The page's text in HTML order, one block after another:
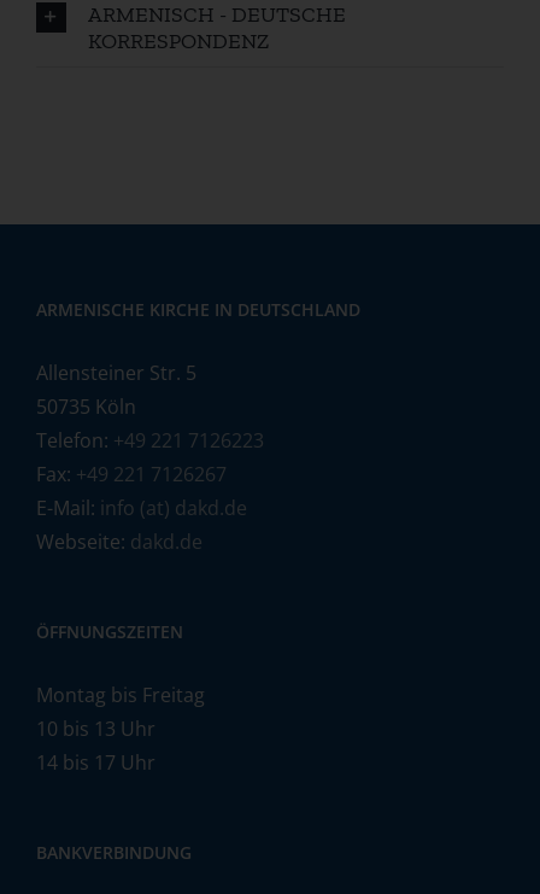
ARMENISCH - DEUTSCHE
KORRESPONDENZ
ARMENISCHE KIRCHE IN DEUTSCHLAND
Allensteiner Str. 5
50735 Köln
Telefon: +49 221 7126223
Fax: +49 221 7126267
E-Mail: info (at) dakd.de
Webseite: dakd.de
ÖFFNUNGSZEITEN
Montag bis Freitag
10 bis 13 Uhr
14 bis 17 Uhr
BANKVERBINDUNG